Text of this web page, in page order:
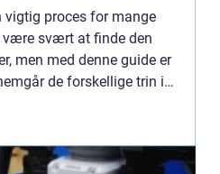
vigtig proces for mange
være svært at finde den
men med denne guide er
de forskellige trin i